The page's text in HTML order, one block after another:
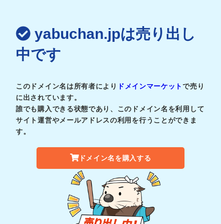
yabuchan.jpは売り出し
中です
このドメイン名は所有者により ドメインマーケットで売り
に出されています。
誰でも購入できる状態であり、このドメイン名を利用して
サイト運営やメールアドレスの利用を行うことができま
す。
ドメイン名を購入する